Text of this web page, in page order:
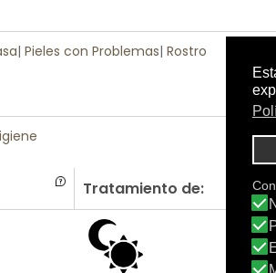
| Pieles con Problemas| Rostro
Tratamiento de: